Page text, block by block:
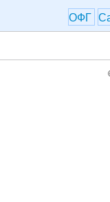
ОФГ